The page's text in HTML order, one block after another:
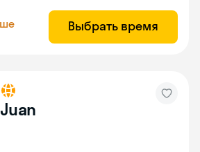
Выбрать время
Juan